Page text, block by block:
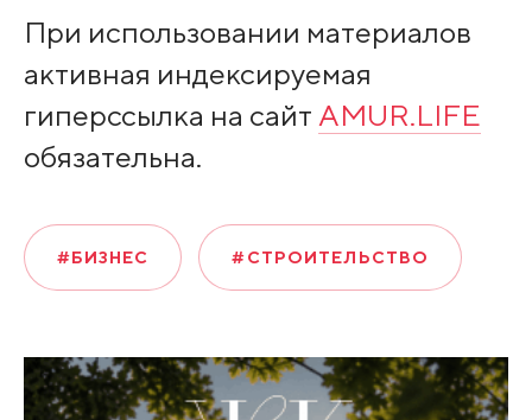
При использовании материалов
активная индексируемая
гиперссылка на сайт AMUR.LIFE
обязательна.
#БИЗНЕС #СТРОИТЕЛЬСТВО